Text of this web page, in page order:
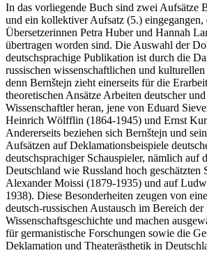
In das vorliegende Buch sind zwei Aufsätze
und ein kollektiver Aufsatz (5.) eingegangen,
Übersetzerinnen Petra Huber und Hannah
übertragen worden sind. Die Auswahl der
deutschsprachige Publikation ist durch die
russischen wissenschaftlichen und
denn Bernštejn zieht einerseits für die
theoretischen Ansätze Arbeiten deutscher
Wissenschaftler heran, jene von Eduard
Heinrich Wölfflin (1864-1945) und Ernst
Andererseits beziehen sich Bernštejn und
Aufsätzen auf Deklamationsbeispiele
deutschsprachiger Schauspieler, nämlich auf
Deutschland wie Russland hoch geschätzten
Alexander Moissi (1879-1935) und auf
1938). Diese Besonderheiten zeugen von
deutsch-russischen Austausch im Bereich
Wissenschaftsgeschichte und machen
für germanistische Forschungen sowie die
Deklamation und Theaterästhetik in